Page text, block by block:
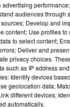
août 2026
solaire du 12
à la plus...
août 2026
audiences through
Develop and
content; Use profiles
to select content;
Deliver and
privacy choices.
such as IP address
Identify devices
geolocation data;
different devices;
automatically.